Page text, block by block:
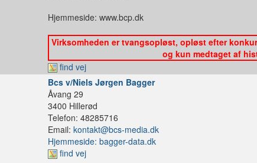
Hjemmeside: www.bcp.dk
Virksomheden er tvangsopløst, opløst efter
og kun medtaget af
find vej
Bcs v/Niels Jørgen Bagger
Åvang 29
3400 Hillerød
Telefon: 48285716
Email: kontakt@bcs-media.dk
Hjemmeside: bagger-data.dk
find vej